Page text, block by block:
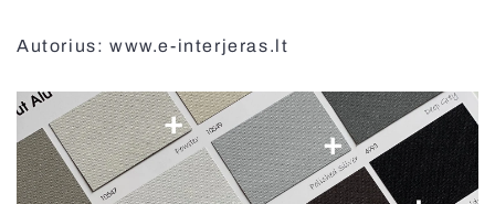
Autorius: www.e-interjeras.lt